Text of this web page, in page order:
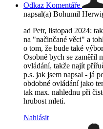
Odkaz Komentáře
napsal(a) Bohumil
ad Petr, listopad 2024:
na "načinčané věci" a
o tom, že bude také
Osobně bych se zaměřil
ovládání, takže najít
p.s. jak jsem napsal - já
obdobné ovládání jako
tak max. nahlednu při
hrubost mletí.
Nahlásit